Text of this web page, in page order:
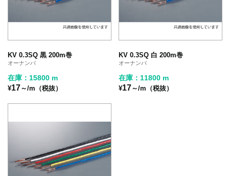
KV 0.3SQ 黒 200m巻
オーナンバ
在庫：15800 m
¥17～/m（税抜）
KV 0.3SQ 白 200m巻
オーナンバ
在庫：11800 m
¥17～/m（税抜）